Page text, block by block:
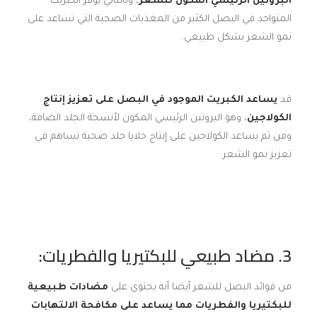
المتواجد في البصل الكثير من المغذيات الصحية التي تساعد على
نمو الشعر بشكل طبيعي.
قد يساعد الكبريت الموجود في البصل على تعزيز إنتاج
الكولاجين، وهو البروتين الرئيسي المكون لأنسجة الجلد الضامة،
ومن ثم يساعد الكولاجين على إنتاج خلايا جلد صحية تساهم في
تعزيز نمو الشعر.
3. مضاد طبيعي للبكتيريا والفطريات:
من فوائد البصل للشعر أيضا أنه يحتوي على مضادات طبيعية
للبكتيريا والفطريات مما يساعد على مكافحة الالتهابات